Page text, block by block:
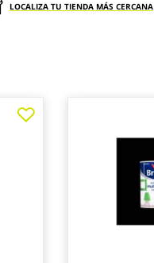
LOCALIZA TU TIENDA MÁS CERCANA